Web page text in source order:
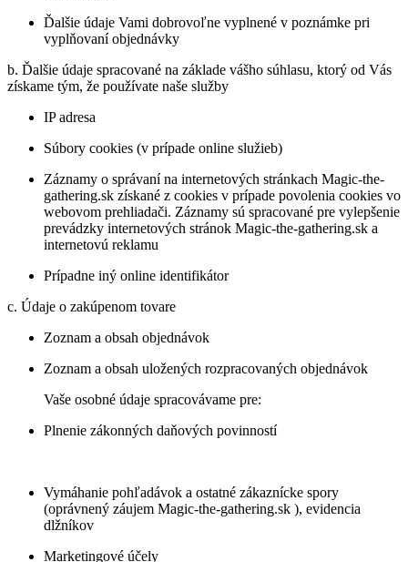
Ďalšie údaje Vami dobrovoľne vyplnené v poznámke pri
vyplňovaní objednávky
b. Ďalšie údaje spracované na základe vášho súhlasu, ktorý od Vás
získame tým, že používate naše služby
IP adresa
Súbory cookies (v prípade online služieb)
Záznamy o správaní na internetových stránkach Magic-the-
gathering.sk získané z cookies v prípade povolenia cookies vo
webovom prehliadači. Záznamy sú spracované pre vylepšenie
prevádzky internetových stránok Magic-the-gathering.sk a
internetovú reklamu
Prípadne iný online identifikátor
c. Údaje o zakúpenom tovare
Zoznam a obsah objednávok
Zoznam a obsah uložených rozpracovaných objednávok
Vaše osobné údaje spracovávame pre:
Plnenie zákonných daňových povinností
Vymáhanie pohľadávok a ostatné zákaznícke spory
(oprávnený záujem Magic-the-gathering.sk ), evidencia
dlžníkov
Marketingové účely